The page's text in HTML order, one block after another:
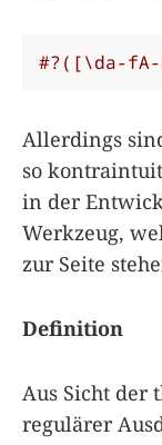
#?([\da-
Allerdings
so
in der
Werkzeug,
zur Seite
Definition
Aus Sicht der
regulärer